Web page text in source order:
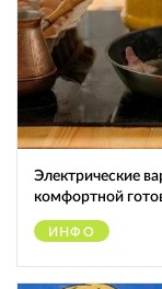
Электрические
комфортной
ИНФО